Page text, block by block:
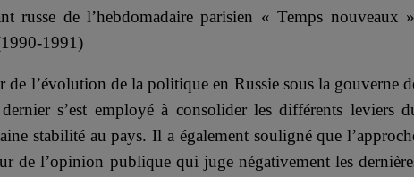
russe de l’hebdomadaire parisien « Temps nouveaux
1991)
de l’évolution de la politique en Russie sous la gouverne
s’est employé à consolider les différents leviers
stabilité au pays. Il a également souligné que
de l’opinion publique qui juge négativement les